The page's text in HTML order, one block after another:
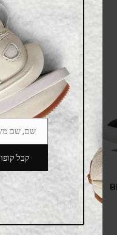
SALE
Name
שם, שם
קבל